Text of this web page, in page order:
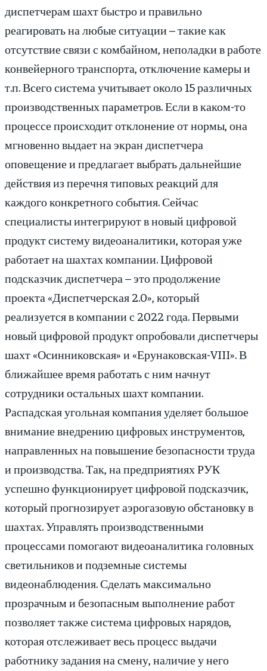
диспетчерам шахт быстро и правильно
реагировать на любые ситуации – такие как
отсутствие связи с комбайном, неполадки в работе
конвейерного транспорта, отключение камеры и
т.п. Всего система учитывает около 15 различных
производственных параметров. Если в каком-то
процессе происходит отклонение от нормы, она
мгновенно выдает на экран диспетчера
оповещение и предлагает выбрать дальнейшие
действия из перечня типовых реакций для
каждого конкретного события. Сейчас
специалисты интегрируют в новый цифровой
продукт систему видеоаналитики, которая уже
работает на шахтах компании. Цифровой
подсказчик диспетчера – это продолжение
проекта «Диспетчерская 2.0», который
реализуется в компании с 2022 года. Первыми
новый цифровой продукт опробовали диспетчеры
шахт «Осинниковская» и «Ерунаковская-VIII». В
ближайшее время работать с ним начнут
сотрудники остальных шахт компании.
Распадская угольная компания уделяет большое
внимание внедрению цифровых инструментов,
направленных на повышение безопасности труда
и производства. Так, на предприятиях РУК
успешно функционирует цифровой подсказчик,
который прогнозирует аэрогазовую обстановку в
шахтах. Управлять производственными
процессами помогают видеоаналитика головных
светильников и подземные системы
видеонаблюдения. Сделать максимально
прозрачным и безопасным выполнение работ
позволяет также система цифровых нарядов,
которая отслеживает весь процесс выдачи
работнику задания на смену, наличие у него